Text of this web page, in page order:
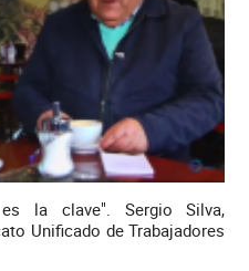
la clave". Sergio Silva,
Unificado de Trabajadores